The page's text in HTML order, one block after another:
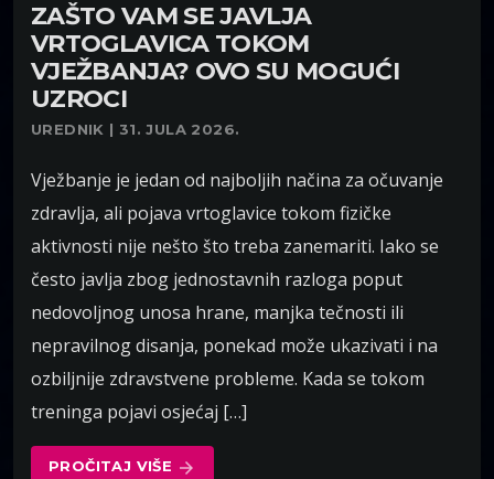
ZAŠTO VAM SE JAVLJA
VRTOGLAVICA TOKOM
VJEŽBANJA? OVO SU MOGUĆI
UZROCI
UREDNIK | 31. JULA 2026.
Vježbanje je jedan od najboljih načina za očuvanje
zdravlja, ali pojava vrtoglavice tokom fizičke
aktivnosti nije nešto što treba zanemariti. Iako se
često javlja zbog jednostavnih razloga poput
nedovoljnog unosa hrane, manjka tečnosti ili
nepravilnog disanja, ponekad može ukazivati i na
ozbiljnije zdravstvene probleme. Kada se tokom
treninga pojavi osjećaj […]
PROČITAJ VIŠE arrow_forward